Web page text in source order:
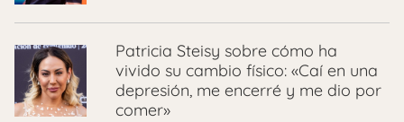
Patricia Steisy sobre cómo ha
vivido su cambio físico: «Caí en una
depresión, me encerré y me dio por
comer»